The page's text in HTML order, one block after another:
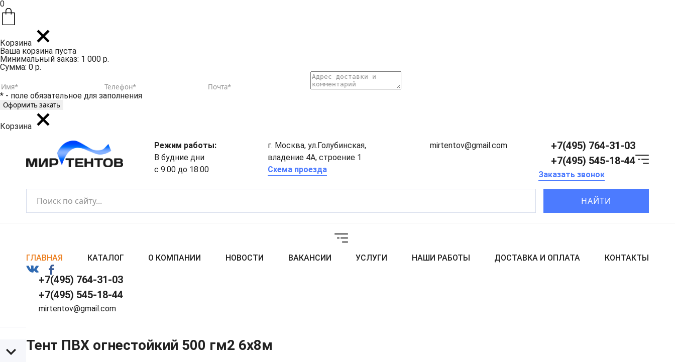
0
Корзина
Ваша корзина пуста
Минимальный заказ: 1 000 р.
Сумма: 0 р.
* - поле обязательное для заполнения
Корзина
Режим работы:
В будние дни
с 9:00 до 18:00
г. Москва, ул.Голубинская,
владение 4А, строение 1
Схема проезда
mirtentov@gmail.com
+7(495) 764-31-03
+7(495) 545-18-44
Заказать звонок
НАЙТИ
ГЛАВНАЯ КАТАЛОГ О КОМПАНИИ НОВОСТИ ВАКАНСИИ УСЛУГИ НАШИ РАБОТЫ ДОСТАВКА И ОПЛАТА КОНТАКТЫ
+7(495) 764-31-03
+7(495) 545-18-44
mirtentov@gmail.com
Тент ПВХ огнестойкий 500 гм2 6х8м